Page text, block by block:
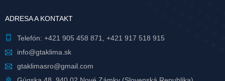
ADRESA A KONTAKT
Telefón: +421 905 458 871
+421 917 518 915
info@gtaklima.sk
gtaklimasro@gmail.com